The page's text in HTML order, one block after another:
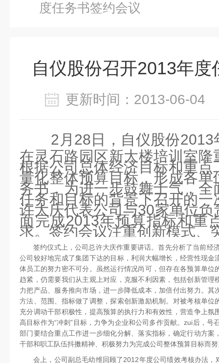
度任务书签约会议
自仪股份召开2013年
更新时间：2013-06-
2月28日，自仪股份
在灵石路园区新大楼培训室
根据公司总体经济目标和重
量化整体预算目标，形成各
务书，为进一步鼓舞士气，
任务和目标的背景下召开的
许大庆代表公司与30家单位
面完成2013年预算指标和重
求。签约会议注重创新模式、
签约仪式上，公司总许大庆作重要讲话。首先分析了当前经
公司较好地完成了集团下达的目标，利润大幅增长，经营性现
体员工的努力密不可分。虽然运行情况尚可，但存在各预算单
趋紧，仍需要我们从主观上对应，克服不利因素，包括创新管
力把产品、服务推向市场，进一步降低成本，加倍付出努力。
方法、范围、指标做了调整，探索创新激励机制。对被考核单
充分调动干部积极性，提高预算的执行力和有效性，营造争上
高目标作为“冲刺”目标，力争为企业和公司多作贡献。zui后，
部门要结合重点工作进一步细化分解、落实指标，确定行动方
干部和职工队伍抖擞精神、积极努力为完成公司整体预算目标而
会上，公司副总毛幼维回顾了2012年度公司绩效考核办法